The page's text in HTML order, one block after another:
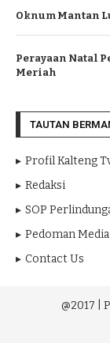
Oknum Mantan
Perayaan Natal
Meriah
TAUTAN
Profil Kalteng
Redaksi
SOP
Pedoman
Contact Us
@2017 | PT.